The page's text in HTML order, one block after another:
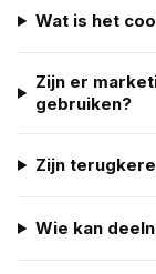
Wat is het
Zijn er
gebruiken?
Zijn
Wie kan